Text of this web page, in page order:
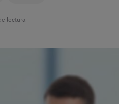
lectura